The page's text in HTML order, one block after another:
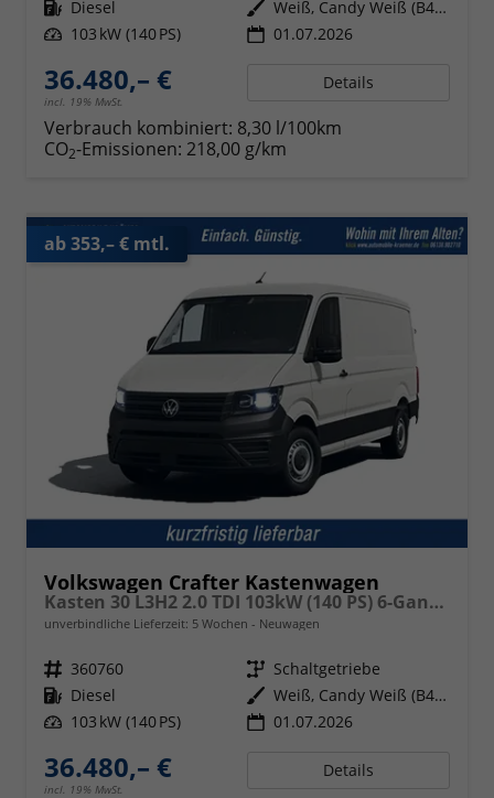
Kraftstoff Diesel Außenfarbe
Weiß, Candy Weiß (B4B4)
Leistung 103 kW (140 PS) 01.07.2026
36.480,– €
incl. 19% MwSt.
Details
Verbrauch kombiniert: 8,30 l/100km
CO2-Emissionen: 218,00 g/km
ab 353,– € mtl.
Volkswagen Crafter Kastenwagen
Kasten 30 L3H2 2.0 TDI 103kW (140 PS) 6-Gang-Schaltgetriebe
unverbindliche Lieferzeit: 5 Wochen Neuwagen
Fahrzeugnr. 360760 Getriebe Schaltgetriebe
Kraftstoff Diesel Außenfarbe
Weiß, Candy Weiß (B4B4)
Leistung 103 kW (140 PS) 01.07.2026
36.480,– €
incl. 19% MwSt.
Details